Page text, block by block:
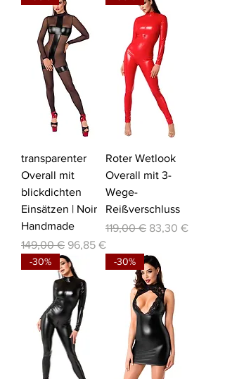
transparenter
Overall mit
blickdichten
Einsätzen | Noir
Handmade
Standardpreis
149,00 € Sale-Preis
96,85 €
Roter Wetlook
Overall mit 3-
Wege-
Reißverschluss
Standardpreis
119,00 € Sale-Preis
83,30 €
-30% -30%